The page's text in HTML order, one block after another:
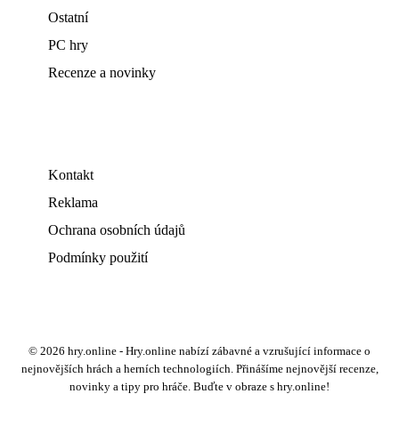
Ostatní
PC hry
Recenze a novinky
Kontakt
Reklama
Ochrana osobních údajů
Podmínky použití
© 2026 hry.online - Hry.online nabízí zábavné a vzrušující informace o
nejnovějších hrách a herních technologiích. Přinášíme nejnovější recenze,
novinky a tipy pro hráče. Buďte v obraze s hry.online!